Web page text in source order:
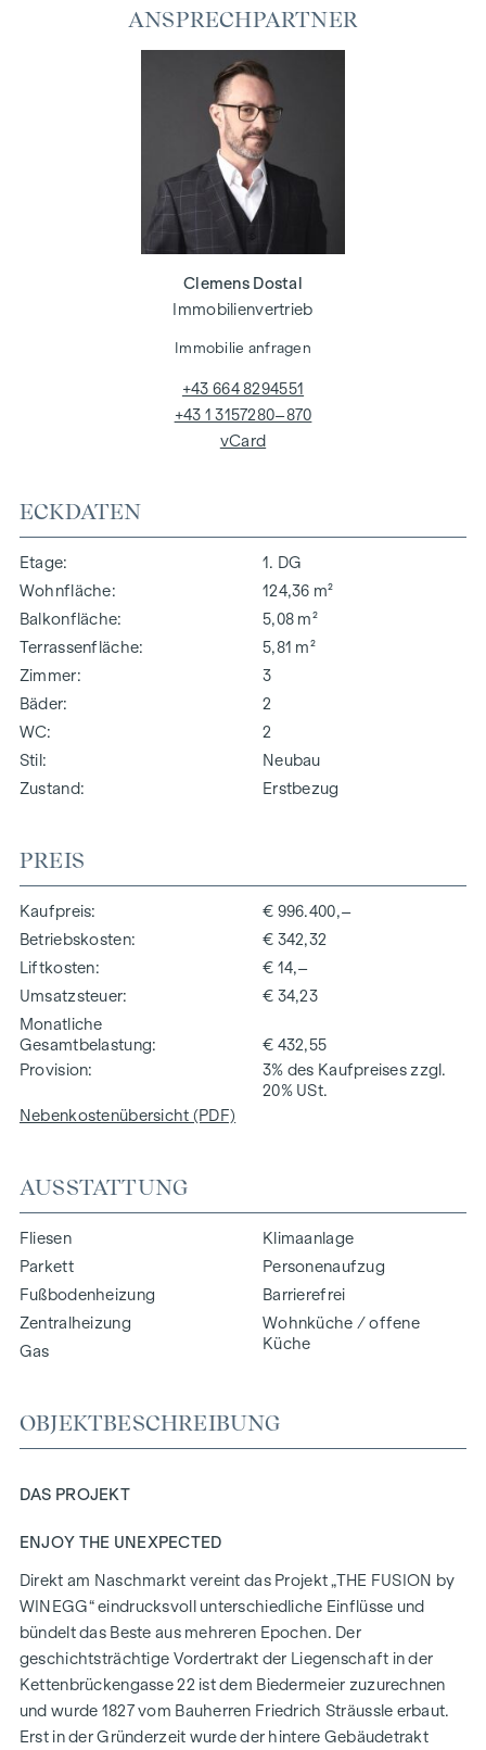
ECKDATEN
Etage
1. DG
Wohnfläche
124,36 m²
Balkonfläche
5,08 m²
Terrassenfläche
5,81 m²
Zimmer
3
Bäder
2
WC
2
Stil
Neubau
Zustand
Erstbezug
PREIS
Kaufpreis
€ 996.400,–
Betriebskosten
€ 342,32
Liftkosten
€ 14,–
Umsatzsteuer
€ 34,23
Monatliche
Gesamtbelastung
€ 432,55
Provision
3% des Kaufpreises zzgl.
20% USt.
Nebenkostenübersicht (PDF)
AUSSTATTUNG
Fliesen
Parkett
Fußbodenheizung
Zentralheizung
Gas
Klimaanlage
Personenaufzug
Barrierefrei
Wohnküche / offene
Küche
OBJEKTBESCHREIBUNG
DAS PROJEKT
ENJOY THE UNEXPECTED
Direkt am Naschmarkt vereint das Projekt „THE FUSION by
WINEGG“ eindrucksvoll unterschiedliche Einflüsse und
bündelt das Beste aus mehreren Epochen. Der
geschichtsträchtige Vordertrakt der Liegenschaft in der
Kettenbrückengasse 22 ist dem Biedermeier zuzurechnen
und wurde 1827 vom Bauherren Friedrich Sträussle erbaut.
Erst in der Gründerzeit wurde der hintere Gebäudetrakt
ANSPRECHPARTNER
Clemens Dostal
Immobilienvertrieb
Immobilie anfragen
+43 664 8294551
+43 1 3157280–870
vCard